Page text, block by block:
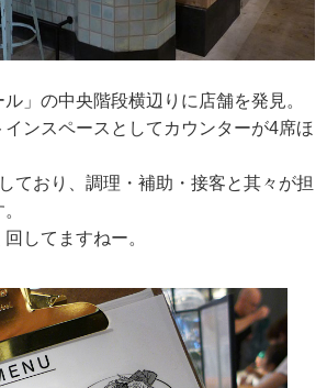
」の中央階段横辺りに店舗を発見。
ンスペースとしてカウンターが4席ほ
ており、調理・補助・接客と其々が担
してますねー。